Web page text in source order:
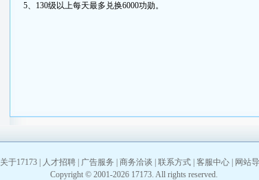
5、130级以上每天最多兑换6000功勋。
关于17173 人才招聘 广告服务 商务洽谈 联系方式 客服中心
网站
Copyright © 2001-2026 17173. All rights reserved.